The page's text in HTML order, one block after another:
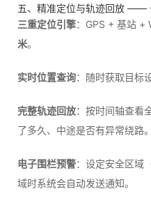
五、精准定位与轨迹回放 ——
三重定位引擎：GPS + 基站 +
米。
实时位置查询：随时获取目标
完整轨迹回放：按时间轴查看
了多久、中途是否有异常绕路。
电子围栏预警：设定安全区域
域时系统会自动发送通知。